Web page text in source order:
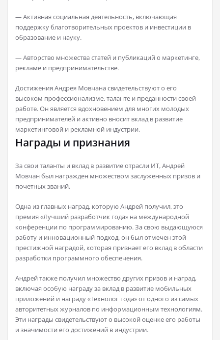
— Активная социальная деятельность, включающая
поддержку благотворительных проектов и инвестиции в
образование и науку.
— Авторство множества статей и публикаций о маркетинге,
рекламе и предпринимательстве.
Достижения Андрея Мовчана свидетельствуют о его
высоком профессионализме, таланте и преданности своей
работе. Он является вдохновением для многих молодых
предпринимателей и активно вносит вклад в развитие
маркетинговой и рекламной индустрии.
Награды и признания
За свои таланты и вклад в развитие отрасли ИТ, Андрей
Мовчан был награжден множеством заслуженных призов и
почетных званий.
Одна из главных наград, которую Андрей получил, это
премия «Лучший разработчик года» на международной
конференции по программированию. За свою выдающуюся
работу и инновационный подход, он был отмечен этой
престижной наградой, которая признает его вклад в области
разработки программного обеспечения.
Андрей также получил множество других призов и наград,
включая особую награду за вклад в развитие мобильных
приложений и награду «Технолог года» от одного из самых
авторитетных журналов по информационным технологиям.
Эти награды свидетельствуют о высокой оценке его работы
и значимости его достижений в индустрии.